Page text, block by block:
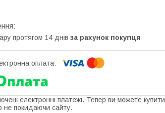
протягом 14 днів за рахунок покупця
електронні платежі. Тепер ви можете купити
не покидаючи сайту.